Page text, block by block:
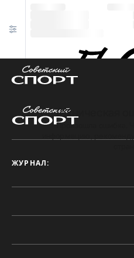
Техническая
Произошла ошибка.
ЖУРНАЛ: